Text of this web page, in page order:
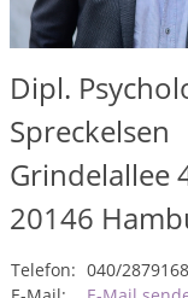
Dipl.
Spreckelsen
Grindelallee
20146
Telefon: 040/